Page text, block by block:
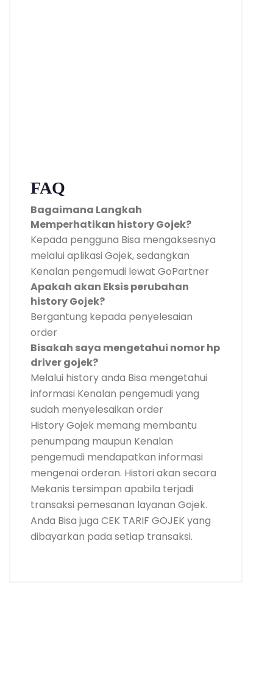
FAQ
Bagaimana Langkah
Memperhatikan history Gojek?
Kepada pengguna Bisa mengaksesnya
melalui aplikasi Gojek, sedangkan
Kenalan pengemudi lewat GoPartner
Apakah akan Eksis perubahan
history Gojek?
Bergantung kepada penyelesaian
order
Bisakah saya mengetahui nomor hp
driver gojek?
Melalui history anda Bisa mengetahui
informasi Kenalan pengemudi yang
sudah menyelesaikan order
History Gojek memang membantu
penumpang maupun Kenalan
pengemudi mendapatkan informasi
mengenai orderan. Histori akan secara
Mekanis tersimpan apabila terjadi
transaksi pemesanan layanan Gojek.
Anda Bisa juga CEK TARIF GOJEK yang
dibayarkan pada setiap transaksi.